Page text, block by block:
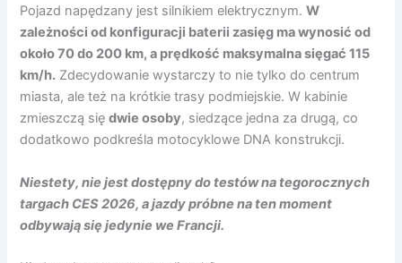
Pojazd napędzany jest silnikiem elektrycznym.W
zależności od konfiguracji baterii zasięg ma wynosić od
około 70 do 200 km, a prędkość maksymalna sięgać 115
km/h. Zdecydowanie wystarczy to nie tylko do centrum
miasta, ale też na krótkie trasy podmiejskie. W kabinie
zmieszczą siędwie osoby, siedzące jedna za drugą, co
dodatkowo podkreśla motocyklowe DNA konstrukcji.
Niestety, nie jest dostępny do testów na tegorocznych
targach CES 2026, a jazdy próbne na ten moment
odbywają się jedynie we Francji.